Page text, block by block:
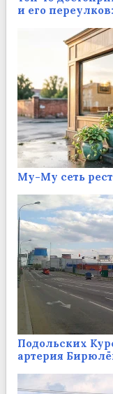
и его
Му-Му сеть
Подольских
артерия